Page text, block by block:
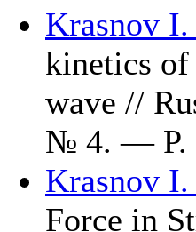
Krasnov I.
kinetics of
wave //
№ 4. — P.
Krasnov I.
Force in